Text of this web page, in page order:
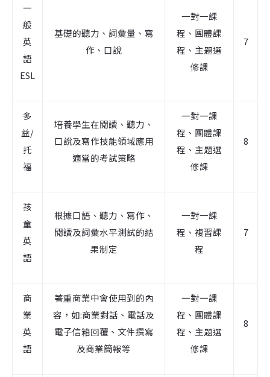
一
般
英
語
ESL
基礎的聽力、詞彙量、寫
作、口說
一對一課
程、團體課
程、主題選
修課
7
多
益/
托
福
培養學生在閱讀、聽力、
口說及寫作技能領域應用
適當的考試策略
一對一課
程、團體課
程、主題選
修課
8
孩
童
英
語
根據口語、聽力、寫作、
閱讀及詞彙水平測試的結
果制定
一對一課
程 、複習課
程
7
商
業
英
語
著重商業中會使用到的內
容，如:商業對話、電話及
電子信箱回覆、文件撰寫
及商業簡報等
一對一課
程、團體課
程、主題選
修課
8